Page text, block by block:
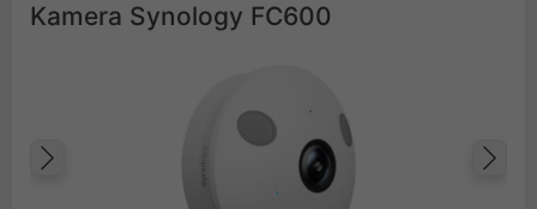
Kamera Synology FC600
Poprzedni